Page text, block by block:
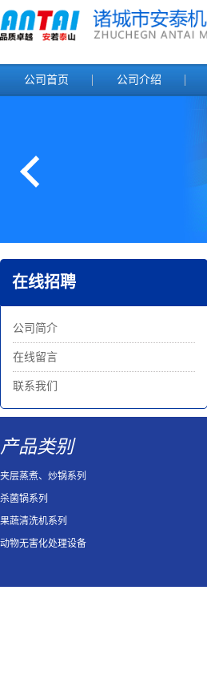
公司首页 公司介绍
在线招聘
公司简介
在线留言
联系我们
产品类别
夹层蒸煮、炒锅系列
杀菌锅系列
果蔬清洗机系列
动物无害化处理设备